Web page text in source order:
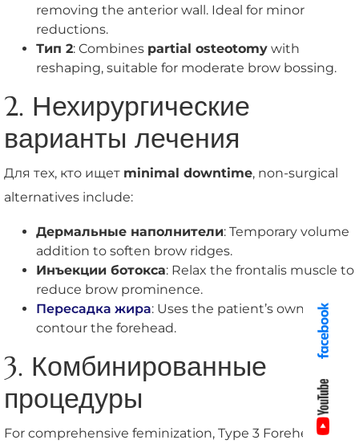
removing the anterior wall. Ideal for minor
reductions.
Тип 2: Combines partial osteotomy with
reshaping, suitable for moderate brow bossing.
2. Нехирургические
варианты лечения
Для тех, кто ищет minimal downtime, non-surgical
alternatives include:
Дермальные наполнители: Temporary volume
addition to soften brow ridges.
Инъекции ботокса: Relax the frontalis muscle to
reduce brow prominence.
Пересадка жира: Uses the patient’s own fat to
contour the forehead.
3. Комбинированные
процедуры
For comprehensive feminization, Type 3 Forehead